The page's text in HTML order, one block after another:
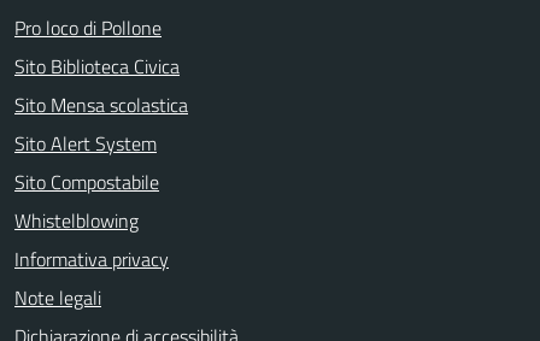
Pro loco di Pollone
Sito Biblioteca Civica
Sito Mensa scolastica
Sito Alert System
Sito Compostabile
Whistelblowing
Informativa privacy
Note legali